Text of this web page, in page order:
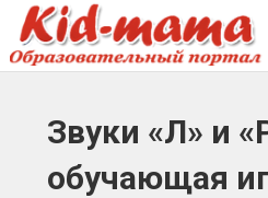
Звуки «Л» и
обучающая